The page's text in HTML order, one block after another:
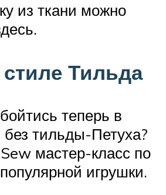
из ткани можно
Тильда
теперь в
тильды-Петуха?
мастер-класс по
игрушки.